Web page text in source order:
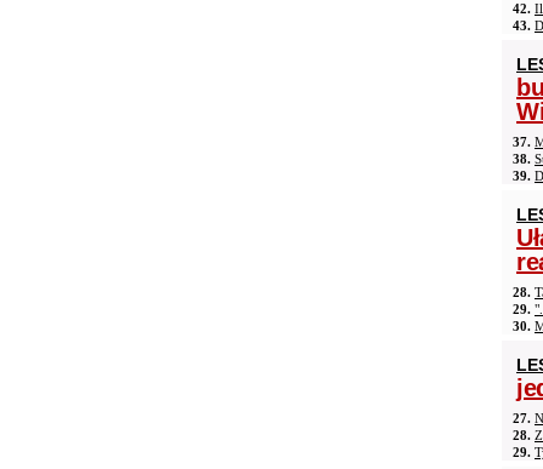
42.
43.
37.
38.
39.
28.
29.
30.
27.
28.
29.